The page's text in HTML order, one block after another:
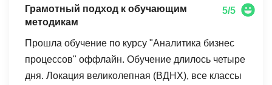
Грамотный подход к обучающим
методикам
5/5
Прошла обучение по курсу "Аналитика бизнес
процессов" оффлайн. Обучение длилось четыре
дня. Локация великолепная (ВДНХ), все классы